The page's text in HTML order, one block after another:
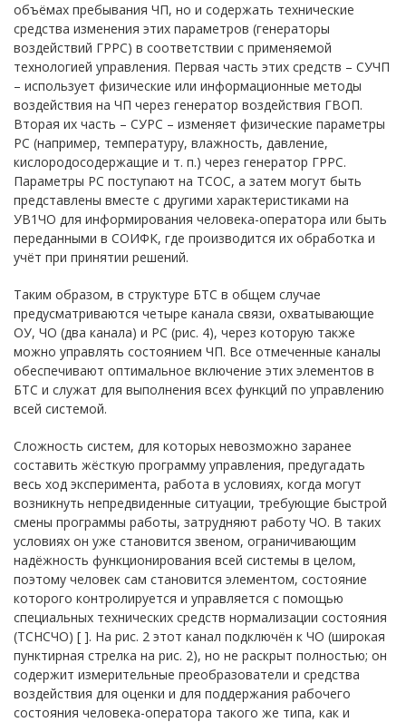
объёмах пребывания ЧП, но и содержать технические
средства изменения этих параметров (генераторы
воздействий ГРРС) в соответствии с применяемой
технологией управления. Первая часть этих средств – СУЧП
– использует физические или информационные методы
воздействия на ЧП через генератор воздействия ГВОП.
Вторая их часть – СУРС – изменяет физические параметры
РС (например, температуру, влажность, давление,
кислородосодержащие и т. п.) через генератор ГРРС.
Параметры РС поступают на ТСОС, а затем могут быть
представлены вместе с другими характеристиками на
УВ1ЧО для информирования человека-оператора или быть
переданными в СОИФК, где производится их обработка и
учёт при принятии решений.
Таким образом, в структуре БТС в общем случае
предусматриваются четыре канала связи, охватывающие
ОУ, ЧО (два канала) и РС (рис. 4), через которую также
можно управлять состоянием ЧП. Все отмеченные каналы
обеспечивают оптимальное включение этих элементов в
БТС и служат для выполнения всех функций по управлению
всей системой.
Сложность систем, для которых невозможно заранее
составить жёсткую программу управления, предугадать
весь ход эксперимента, работа в условиях, когда могут
возникнуть непредвиденные ситуации, требующие быстрой
смены программы работы, затрудняют работу ЧО. В таких
условиях он уже становится звеном, ограничивающим
надёжность функционирования всей системы в целом,
поэтому человек сам становится элементом, состояние
которого контролируется и управляется с помощью
специальных технических средств нормализации состояния
(ТСНСЧО) [ ]. На рис. 2 этот канал подключён к ЧО (широкая
пунктирная стрелка на рис. 2), но не раскрыт полностью; он
содержит измерительные преобразователи и средства
воздействия для оценки и для поддержания рабочего
состояния человека-оператора такого же типа, как и